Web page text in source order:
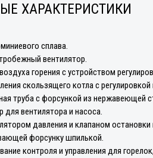
ХАРАКТЕРИСТИКИ
сплава.
вентилятор.
горения с устройством
скользящего котла с
труба с форсункой из нержавеющей
вентилятора и насоса.
давления и клапаном остановки
форсунку шпилькой.
контроля и управления для